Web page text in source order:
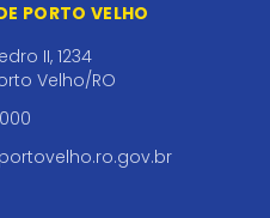
PORTO VELHO
II, 1234
Velho/RO